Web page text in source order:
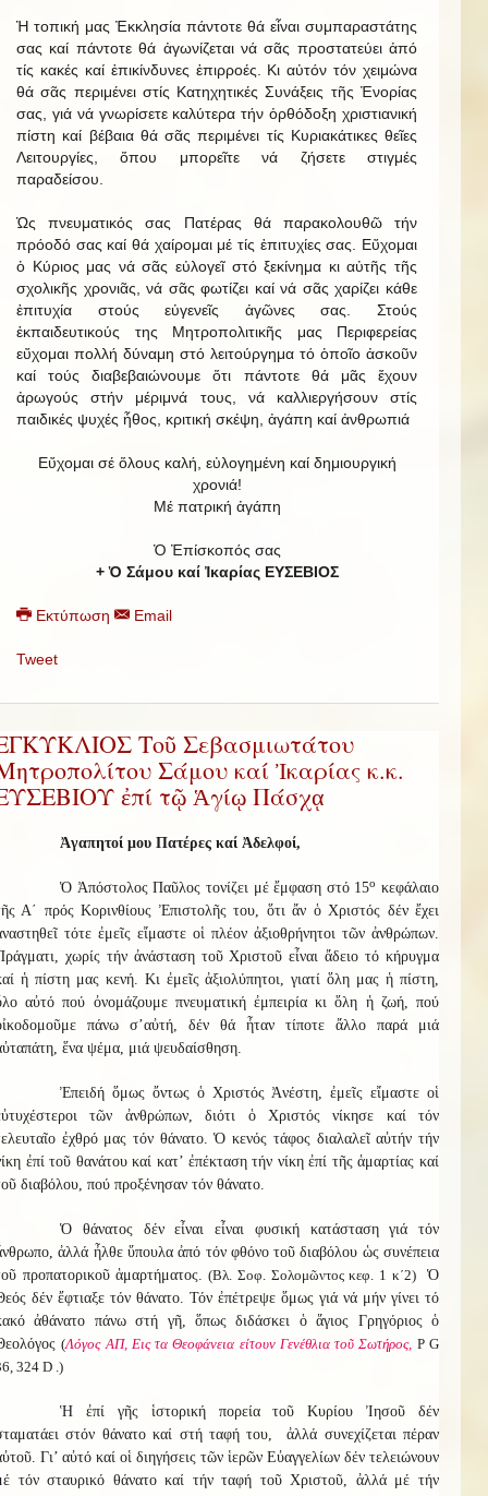
Ἡ τοπική μας Ἐκκλησία πάντοτε θά εἶναι συμπαραστάτης
σας καί πάντοτε θά ἀγωνίζεται νά σᾶς προστατεύει ἀπό
τίς κακές καί ἐπικίνδυνες ἐπιρροές. Κι αὐτόν τόν χειμώνα
θά σᾶς περιμένει στίς Κατηχητικές Συνάξεις τῆς Ἐνορίας
σας, γιά νά γνωρίσετε καλύτερα τήν ὀρθόδοξη χριστιανική
πίστη καί βέβαια θά σᾶς περιμένει τίς Κυριακάτικες θεῖες
Λειτουργίες, ὅπου μπορεῖτε νά ζήσετε στιγμές
παραδείσου.
Ὡς πνευματικός σας Πατέρας θά παρακολουθῶ τήν
πρόοδό σας καί θά χαίρομαι μέ τίς ἐπιτυχίες σας. Εὔχομαι
ὁ Κύριος μας νά σᾶς εὐλογεῖ στό ξεκίνημα κι αὐτῆς τῆς
σχολικῆς χρονιᾶς, νά σᾶς φωτίζει καί νά σᾶς χαρίζει κάθε
ἐπιτυχία στούς εὐγενεῖς ἀγῶνες σας. Στούς
ἐκπαιδευτικούς της Μητροπολιτικῆς μας Περιφερείας
εὔχομαι πολλή δύναμη στό λειτούργημα τό ὁποῖο ἀσκοῦν
καί τούς διαβεβαιώνουμε ὅτι πάντοτε θά μᾶς ἔχουν
ἀρωγούς στήν μέριμνά τους, νά καλλιεργήσουν στίς
παιδικές ψυχές ἦθος, κριτική σκέψη, ἀγάπη καί ἀνθρωπιά
Εὔχομαι σέ ὅλους καλή, εὐλογημένη καί δημιουργική
χρονιά!
Μέ πατρική ἀγάπη
Ὁ Ἐπίσκοπός σας
+ Ὁ Σάμου καί Ἰκαρίας ΕΥΣΕΒΙΟΣ
Εκτύπωση Email
Tweet
Τοῦ Σεβασμιωτάτου
Σάμου καί Ἰκαρίας κ.κ.
ἐπί τῷ Ἁγίῳ Πάσχᾳ
Ἀγαπητοί μου Πατέρες καί Ἀδελφοί,
Ὁ Ἀπόστολος Παῦλος τονίζει μέ ἔμφαση στό 15ο κεφάλαιο
Α΄ πρός Κορινθίους Ἐπιστολῆς του, ὅτι ἄν ὁ Χριστός δέν ἔχει
τότε ἐμεῖς εἴμαστε οἱ πλέον ἀξιοθρήνητοι τῶν ἀνθρώπων.
χωρίς τήν ἀνάσταση τοῦ Χριστοῦ εἶναι ἄδειο τό κήρυγμα
ἡ πίστη μας κενή. Κι ἐμεῖς ἀξιολύπητοι, γιατί ὅλη μας ἡ πίστη,
αὐτό πού ὀνομάζουμε πνευματική ἐμπειρία κι ὅλη ἡ ζωή, πού
πάνω σ’αὐτή, δέν θά ἦταν τίποτε ἄλλο παρά μιά
ἕνα ψέμα, μιά ψευδαίσθηση.
Ἐπειδή ὅμως ὄντως ὁ Χριστός Ἀνέστη, ἐμεῖς εἴμαστε οἱ
τῶν ἀνθρώπων, διότι ὁ Χριστός νίκησε καί τόν
ἐχθρό μας τόν θάνατο. Ὁ κενός τάφος διαλαλεῖ αὐτήν τήν
ἐπί τοῦ θανάτου καί κατ’ ἐπέκταση τήν νίκη ἐπί τῆς ἁμαρτίας καί
διαβόλου, πού προξένησαν τόν θάνατο.
Ὁ θάνατος δέν εἶναι εἶναι φυσική κατάσταση γιά τόν
ἀλλά ἦλθε ὕπουλα ἀπό τόν φθόνο τοῦ διαβόλου ὡς συνέπεια
προπατορικοῦ ἁμαρτήματος. (Βλ. Σοφ. Σολομῶντος κεφ. 1 κ΄2)
Ὁ
δέν ἔφτιαξε τόν θάνατο. Τόν ἐπέτρεψε ὅμως γιά νά μήν γίνει τό
ἀθάνατο πάνω στή γῆ, ὅπως διδάσκει ὁ ἅγιος Γρηγόριος ὁ
(Λόγος ΑΠ, Εις τα Θεοφάνεια είτουν Γενέθλια τοῦ Σωτήρος, Ρ G
324 D .)
Ἡ ἐπί γῆς ἱστορική πορεία τοῦ Κυρίου Ἰησοῦ δέν
στόν θάνατο καί στή ταφή του, ἀλλά συνεχίζεται πέραν
Γι’ αὐτό καί οἱ διηγήσεις τῶν ἱερῶν Εὐαγγελίων δέν τελειώνουν
τόν σταυρικό θάνατο καί τήν ταφή τοῦ Χριστοῦ, ἀλλά μέ τήν